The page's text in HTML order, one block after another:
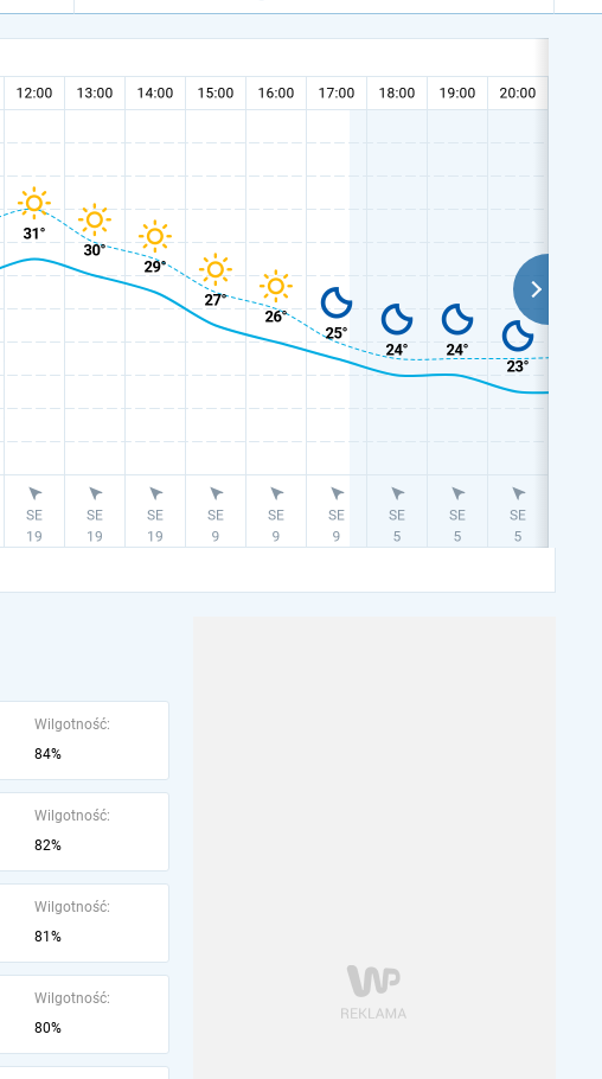
Wilgotność:
84%
Wilgotność:
82%
Wilgotność:
81%
Wilgotność:
80%